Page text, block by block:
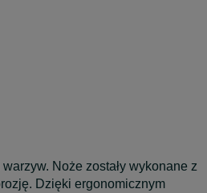
Noże zostały wykonane z
Dzięki ergonomicznym